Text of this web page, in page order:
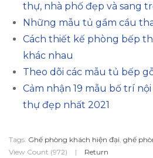
thự, nhà phố đẹp và sang
Những mẫu tủ gầm cầu
Cách thiết kế phòng bếp
khác nhau
Theo dõi các mẫu tủ bếp
Cảm nhận 19 mẫu bố trí
thự đẹp nhất 2021
Tags: Ghế phòng khách hiện đại, ghế
View Count (972)
| Return